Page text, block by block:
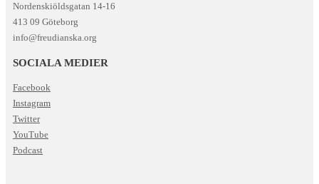
Nordenskiöldsgatan 14-16
413 09 Göteborg
info@freudianska.org
SOCIALA MEDIER
Facebook
Instagram
Twitter
YouTube
Podcast